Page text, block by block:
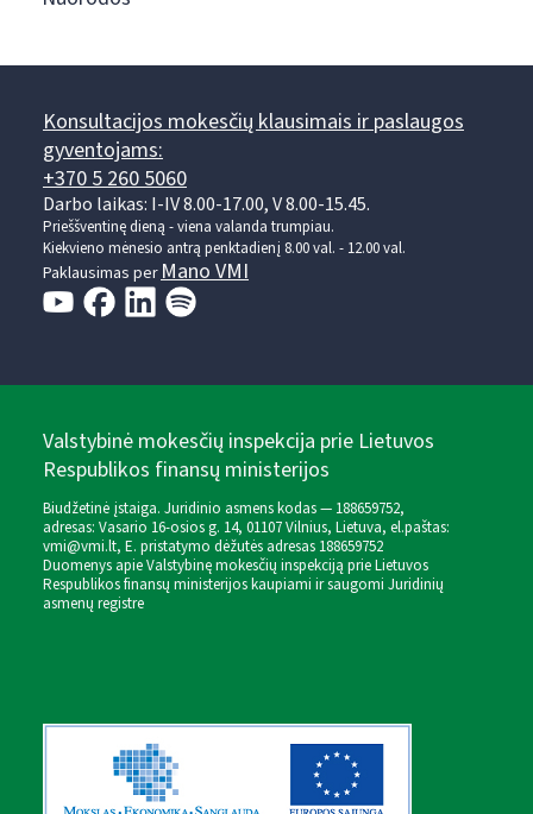
Konsultacijos mokesčių klausimais ir paslaugos
gyventojams:
+370 5 260 5060
Darbo laikas: I-IV 8.00-17.00, V 8.00-15.45.
Prieššventinę dieną - viena valanda trumpiau.
Kiekvieno mėnesio antrą penktadienį 8.00 val. - 12.00 val.
Paklausimas per Mano VMI
Valstybinė mokesčių inspekcija prie Lietuvos
Respublikos finansų ministerijos
Biudžetinė įstaiga. Juridinio asmens kodas — 188659752,
adresas: Vasario 16-osios g. 14, 01107 Vilnius, Lietuva, el.paštas:
vmi@vmi.lt, E. pristatymo dėžutės adresas 188659752
Duomenys apie Valstybinę mokesčių inspekciją prie Lietuvos
Respublikos finansų ministerijos kaupiami ir saugomi Juridinių
asmenų registre